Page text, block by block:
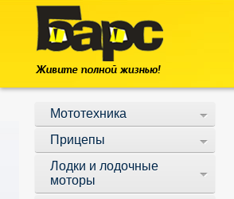
Мототехника
Прицепы
Лодки и лодочные
моторы